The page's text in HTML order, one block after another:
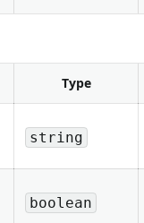
Type
string
boolean